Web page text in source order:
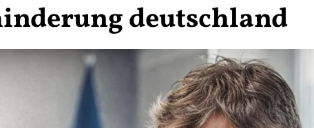
deutschland